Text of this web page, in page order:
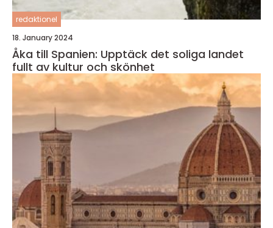
redaktionel
18. January 2024
Åka till Spanien: Upptäck det soliga landet
fullt av kultur och skönhet